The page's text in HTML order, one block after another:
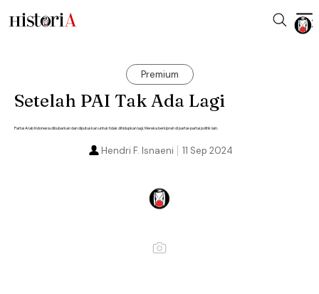
Premium
Setelah PAI Tak Ada Lagi
Partai Arab Indonesia dibubarkan dan diputuskan untuk tidak dihidupkan lagi. Mereka berkiprah di partai-partai politik lain.
11 Sep 2024
Hendri F. Isnaeni